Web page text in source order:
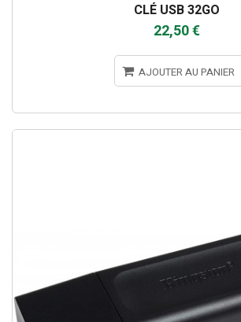
CLÉ USB 32GO
22,50 €
AJOUTER AU PANIER